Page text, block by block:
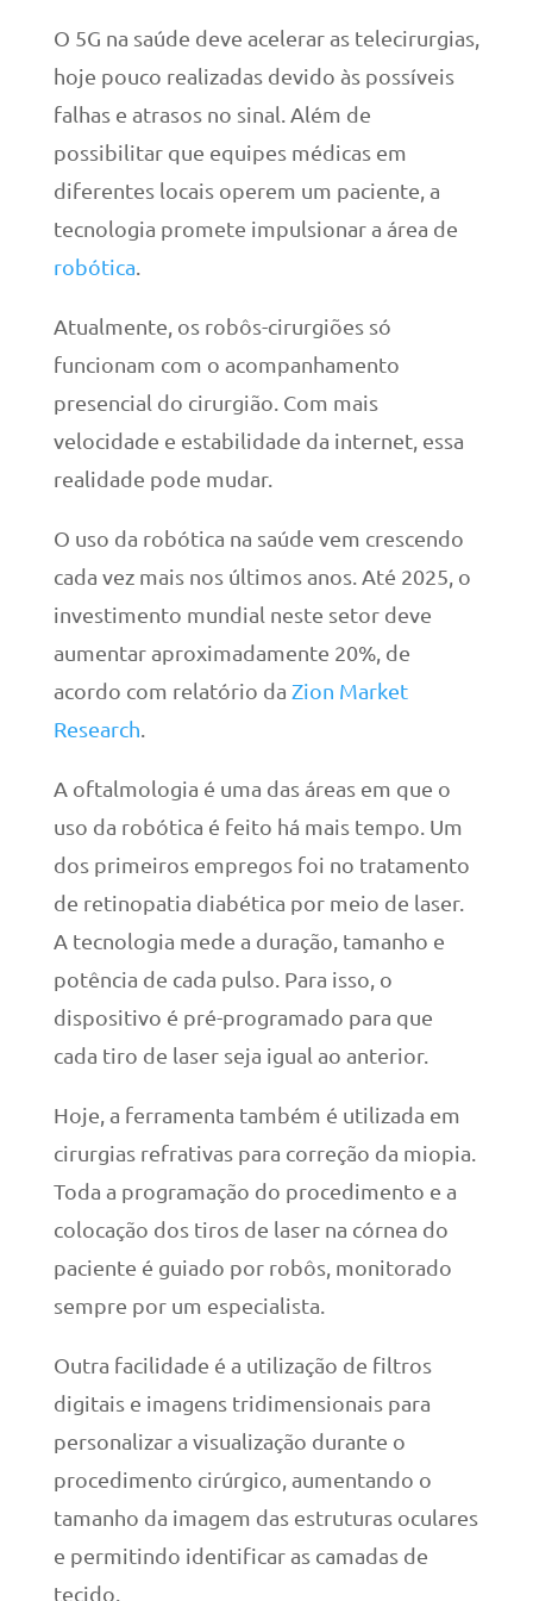
O 5G na saúde deve acelerar as telecirurgias,
hoje pouco realizadas devido às possíveis
falhas e atrasos no sinal. Além de
possibilitar que equipes médicas em
diferentes locais operem um paciente, a
tecnologia promete impulsionar a área de
robótica.
Atualmente, os robôs-cirurgiões só
funcionam com o acompanhamento
presencial do cirurgião. Com mais
velocidade e estabilidade da internet, essa
realidade pode mudar.
O uso da robótica na saúde vem crescendo
cada vez mais nos últimos anos. Até 2025, o
investimento mundial neste setor deve
aumentar aproximadamente 20%, de
acordo com relatório da Zion Market
Research.
A oftalmologia é uma das áreas em que o
uso da robótica é feito há mais tempo. Um
dos primeiros empregos foi no tratamento
de retinopatia diabética por meio de laser.
A tecnologia mede a duração, tamanho e
potência de cada pulso. Para isso, o
dispositivo é pré-programado para que
cada tiro de laser seja igual ao anterior.
Hoje, a ferramenta também é utilizada em
cirurgias refrativas para correção da miopia.
Toda a programação do procedimento e a
colocação dos tiros de laser na córnea do
paciente é guiado por robôs, monitorado
sempre por um especialista.
Outra facilidade é a utilização de filtros
digitais e imagens tridimensionais para
personalizar a visualização durante o
procedimento cirúrgico, aumentando o
tamanho da imagem das estruturas oculares
e permitindo identificar as camadas de
tecido.